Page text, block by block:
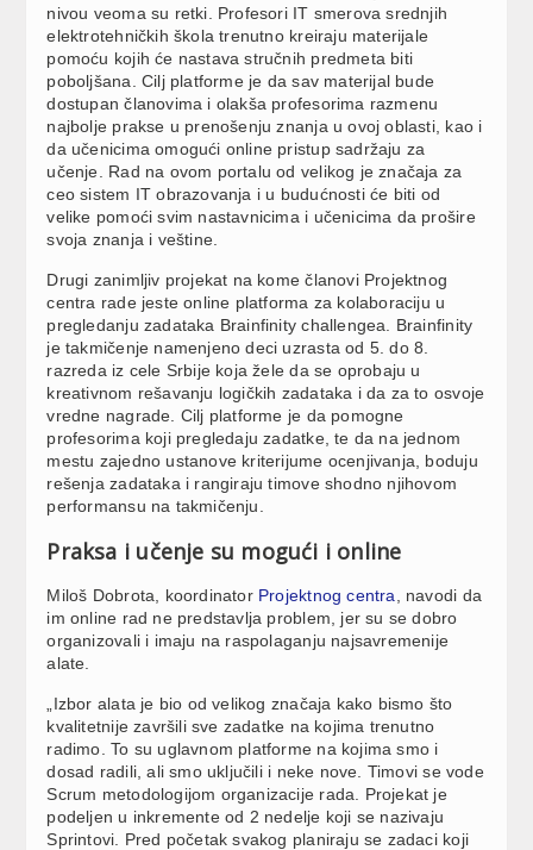
nivou veoma su retki. Profesori IT smerova srednjih
elektrotehničkih škola trenutno kreiraju materijale
pomoću kojih će nastava stručnih predmeta biti
poboljšana. Cilj platforme je da sav materijal bude
dostupan članovima i olakša profesorima razmenu
najbolje prakse u prenošenju znanja u ovoj oblasti, kao i
da učenicima omogući online pristup sadržaju za
učenje. Rad na ovom portalu od velikog je značaja za
ceo sistem IT obrazovanja i u budućnosti će biti od
velike pomoći svim nastavnicima i učenicima da prošire
svoja znanja i veštine.
Drugi zanimljiv projekat na kome članovi Projektnog
centra rade jeste online platforma za kolaboraciju u
pregledanju zadataka Brainfinity challengea. Brainfinity
je takmičenje namenjeno deci uzrasta od 5. do 8.
razreda iz cele Srbije koja žele da se oprobaju u
kreativnom rešavanju logičkih zadataka i da za to osvoje
vredne nagrade. Cilj platforme je da pomogne
profesorima koji pregledaju zadatke, te da na jednom
mestu zajedno ustanove kriterijume ocenjivanja, boduju
rešenja zadataka i rangiraju timove shodno njihovom
performansu na takmičenju.
Praksa i učenje su mogući i online
Miloš Dobrota, koordinator Projektnog centra
, navodi da
im online rad ne predstavlja problem, jer su se dobro
organizovali i imaju na raspolaganju najsavremenije
alate.
„Izbor alata je bio od velikog značaja kako bismo što
kvalitetnije završili sve zadatke na kojima trenutno
radimo. To su uglavnom platforme na kojima smo i
dosad radili, ali smo uključili i neke nove. Timovi se vode
Scrum metodologijom organizacije rada. Projekat je
podeljen u inkremente od 2 nedelje koji se nazivaju
Sprintovi. Pred početak svakog planiraju se zadaci koji